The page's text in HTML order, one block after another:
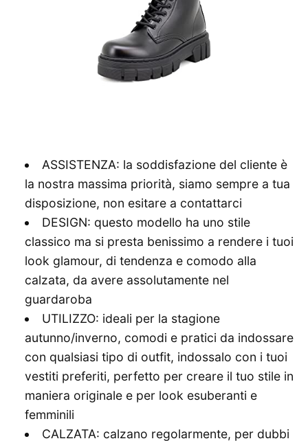
ASSISTENZA: la soddisfazione del cliente è
la nostra massima priorità, siamo sempre a tua
disposizione, non esitare a contattarci
DESIGN: questo modello ha uno stile
classico ma si presta benissimo a rendere i tuoi
look glamour, di tendenza e comodo alla
calzata, da avere assolutamente nel
guardaroba
UTILIZZO: ideali per la stagione
autunno/inverno, comodi e pratici da indossare
con qualsiasi tipo di outfit, indossalo con i tuoi
vestiti preferiti, perfetto per creare il tuo stile in
maniera originale e per look esuberanti e
femminili
CALZATA: calzano regolarmente, per dubbi